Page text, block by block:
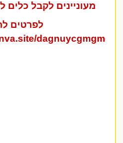
מעוניינים לקבל כלים
לפרטים לחצו